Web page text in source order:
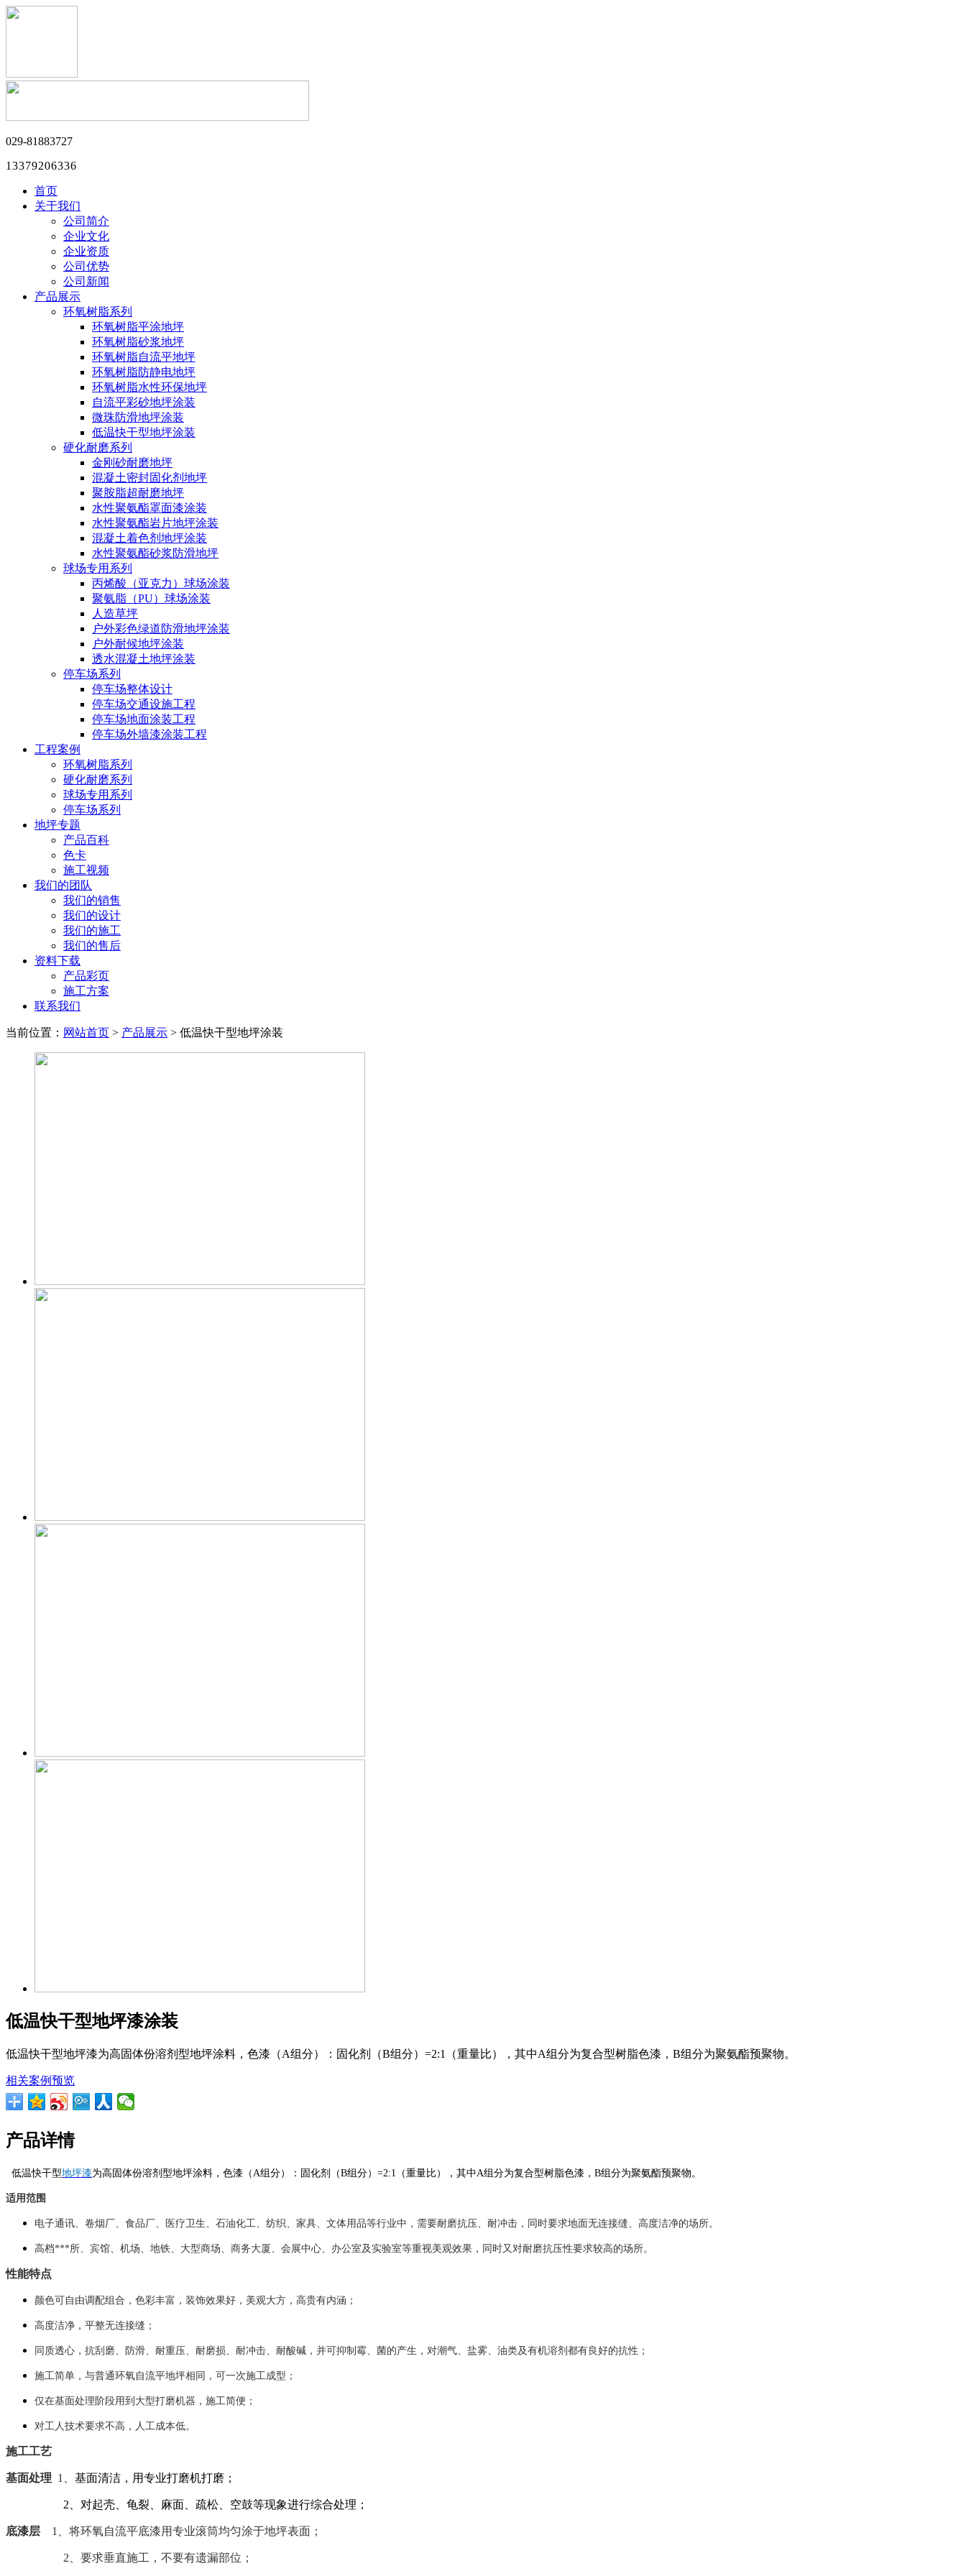
029-81883727
13379206336
首页
关于我们
公司简介
企业文化
企业资质
公司优势
公司新闻
产品展示
环氧树脂系列
环氧树脂平涂地坪
环氧树脂砂浆地坪
环氧树脂自流平地坪
环氧树脂防静电地坪
环氧树脂水性环保地坪
自流平彩砂地坪涂装
微珠防滑地坪涂装
低温快干型地坪涂装
硬化耐磨系列
金刚砂耐磨地坪
混凝土密封固化剂地坪
聚胺脂超耐磨地坪
水性聚氨酯罩面漆涂装
水性聚氨酯岩片地坪涂装
混凝土着色剂地坪涂装
水性聚氨酯砂浆防滑地坪
球场专用系列
丙烯酸（亚克力）球场涂装
聚氨脂（PU）球场涂装
人造草坪
户外彩色绿道防滑地坪涂装
户外耐候地坪涂装
透水混凝土地坪涂装
停车场系列
停车场整体设计
停车场交通设施工程
停车场地面涂装工程
停车场外墙漆涂装工程
工程案例
环氧树脂系列
硬化耐磨系列
球场专用系列
停车场系列
地坪专题
产品百科
色卡
施工视频
我们的团队
我们的销售
我们的设计
我们的施工
我们的售后
资料下载
产品彩页
施工方案
联系我们
当前位置： 网站首页 > 产品展示 > 低温快干型地坪涂装
低温快干型地坪漆涂装
低温快干型地坪漆为高固体份溶剂型地坪涂料，色漆（A组分）：固化剂（B组分）=2:1（重量比），其中A组分为复合型树脂色漆，B组分为聚氨酯预聚物。
相关案例预览
产品详情
低温快干型地坪漆为高固体份溶剂型地坪涂料，色漆（A组分）：固化剂（B组分）=2:1（重量比），其中A组分为复合型树脂色漆，B组分为聚氨酯预聚物。
适用范围
电子通讯、卷烟厂、食品厂、医疗卫生、石油化工、纺织、家具、文体用品等行业中，需要耐磨抗压、耐冲击，同时要求地面无连接缝、高度洁净的场所。
高档***所、宾馆、机场、地铁、大型商场、商务大厦、会展中心、办公室及实验室等重视美观效果，同时又对耐磨抗压性要求较高的场所。
性能特点
颜色可自由调配组合，色彩丰富，装饰效果好，美观大方，高贵有内涵；
高度洁净，平整无连接缝；
同质透心，抗刮磨、防滑、耐重压、耐磨损、耐冲击、耐酸碱，并可抑制霉、菌的产生，对潮气、盐雾、油类及有机溶剂都有良好的抗性；
施工简单，与普通环氧自流平地坪相同，可一次施工成型；
仅在基面处理阶段用到大型打磨机器，施工简便；
对工人技术要求不高，人工成本低。
施工工艺
基面处理 1、 基面清洁，用专业打磨机打磨；
2、对起壳、龟裂、麻面、疏松、空鼓等现象进行综合处理；
底漆层 1、将环氧自流平底漆用专业滚筒均匀涂于地坪表面；
2、要求垂直施工，不要有遗漏部位；